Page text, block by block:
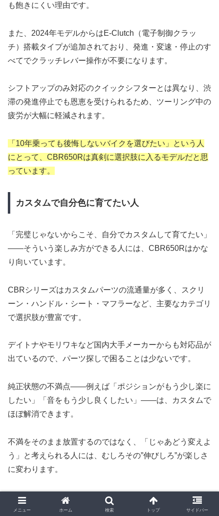
も飽きにくい理由です。
また、2024年モデルからはE-Clutch（電子制御クラッ
チ）搭載タイプが追加されており、発進・変速・停止のす
べてでクラッチレバー操作が不要になります。
シフトアップのみ対応のクイックシフターとは異なり、渋
滞の発進停止でも恩恵を受けられるため、ツーリング中の
疲労が大幅に軽減されます。
「10年乗っても後悔しないバイクを選びたい」という人
にとって、CBR650Rは真剣に選択肢に入るモデルだと思
っています。
カスタムで自分色に育てたい人
「完璧じゃないからこそ、自分でカスタムして育てたい」
——そういう楽しみ方ができる人には、CBR650Rはかな
り向いています。
CBRシリーズはカスタムパーツの流通量が多く、スクリ
ーン・ハンドル・シート・マフラーなど、主要なカテゴリ
で選択肢が豊富です。
デイトナやモリワキなど国内大手メーカーからも対応品が
出ているので、パーツ探しで困ることは少ないです。
純正状態の不満点——例えば「ポジションがもう少し楽に
したい」「音をもう少し良くしたい」——は、カスタムで
ほぼ解消できます。
不満をそのまま放置するのではなく、「じゃあどう変えよ
う」と考えられる人には、むしろその”伸びしろ”が楽しさ
に変わります。
「完成されたバイクより、育てるバイクが好き」という人
には、CBR650Rは長く付き合えるパートナーになるはず
メニュー ホーム 検索 トップ サイドバー